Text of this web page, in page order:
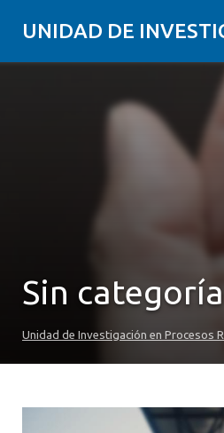
UNIDAD DE
Sin categoría
Unidad de Investigación en Procesos